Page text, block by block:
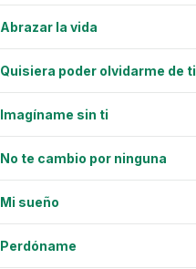
Abrazar la vida
Quisiera poder olvidarme de ti
Imagíname sin ti
No te cambio por ninguna
Mi sueño
Perdóname